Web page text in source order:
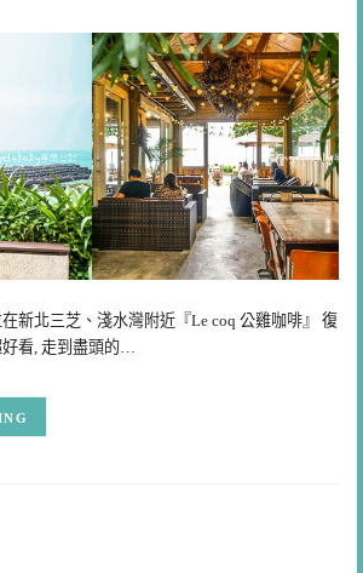
新北三芝、淺水灣附近『Le coq 公雞咖啡』 復
看, 走到盡頭的…